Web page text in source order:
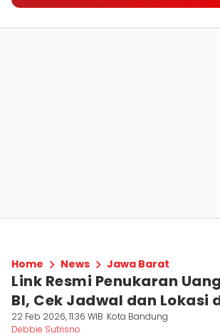
Home News Jawa Barat
Link Resmi Penukaran
BI, Cek Jadwal dan Lokasi
22 Feb 2026, 11:36 WIB Kota Bandung
Debbie Sutrisno